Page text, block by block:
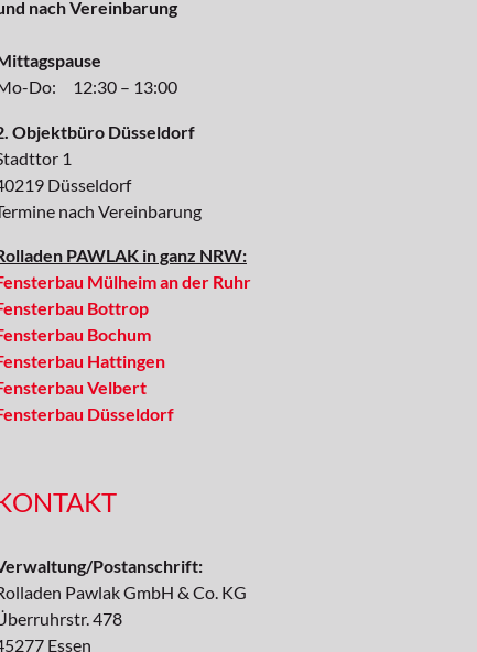
nach Vereinbarung
Do: 12:30 – 13:00
Objektbüro Düsseldorf
1
Düsseldorf
nach Vereinbarung
PAWLAK in ganz NRW:
Mülheim an der Ruhr
Bottrop
Bochum
Hattingen
Velbert
Düsseldorf
Postanschrift:
Pawlak GmbH & Co. KG
478
Essen